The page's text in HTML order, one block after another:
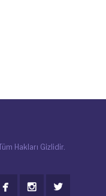
Hakları Gizlidir.
  